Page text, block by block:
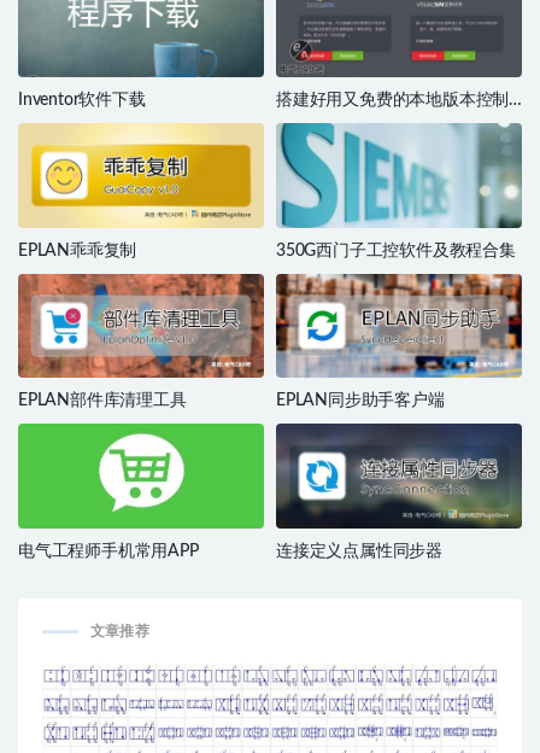
Inventor软件下载
搭建好用又免费的本地版本控制
系统SVN
EPLAN乖乖复制 350G西门子工控软件及教程合集
EPLAN部件库清理工具 EPLAN同步助手客户端
电气工程师手机常用APP 连接定义点属性同步器
文章推荐